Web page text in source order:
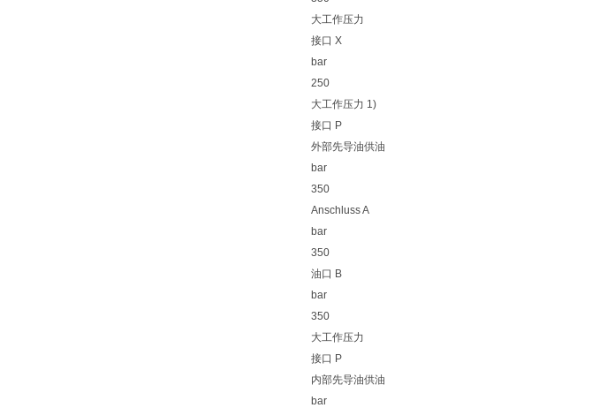
大工作压力
接口 X
bar
250
大工作压力 1)
接口 P
外部先导油供油
bar
350
Anschluss A
bar
350
油口 B
bar
350
大工作压力
接口 P
内部先导油供油
bar